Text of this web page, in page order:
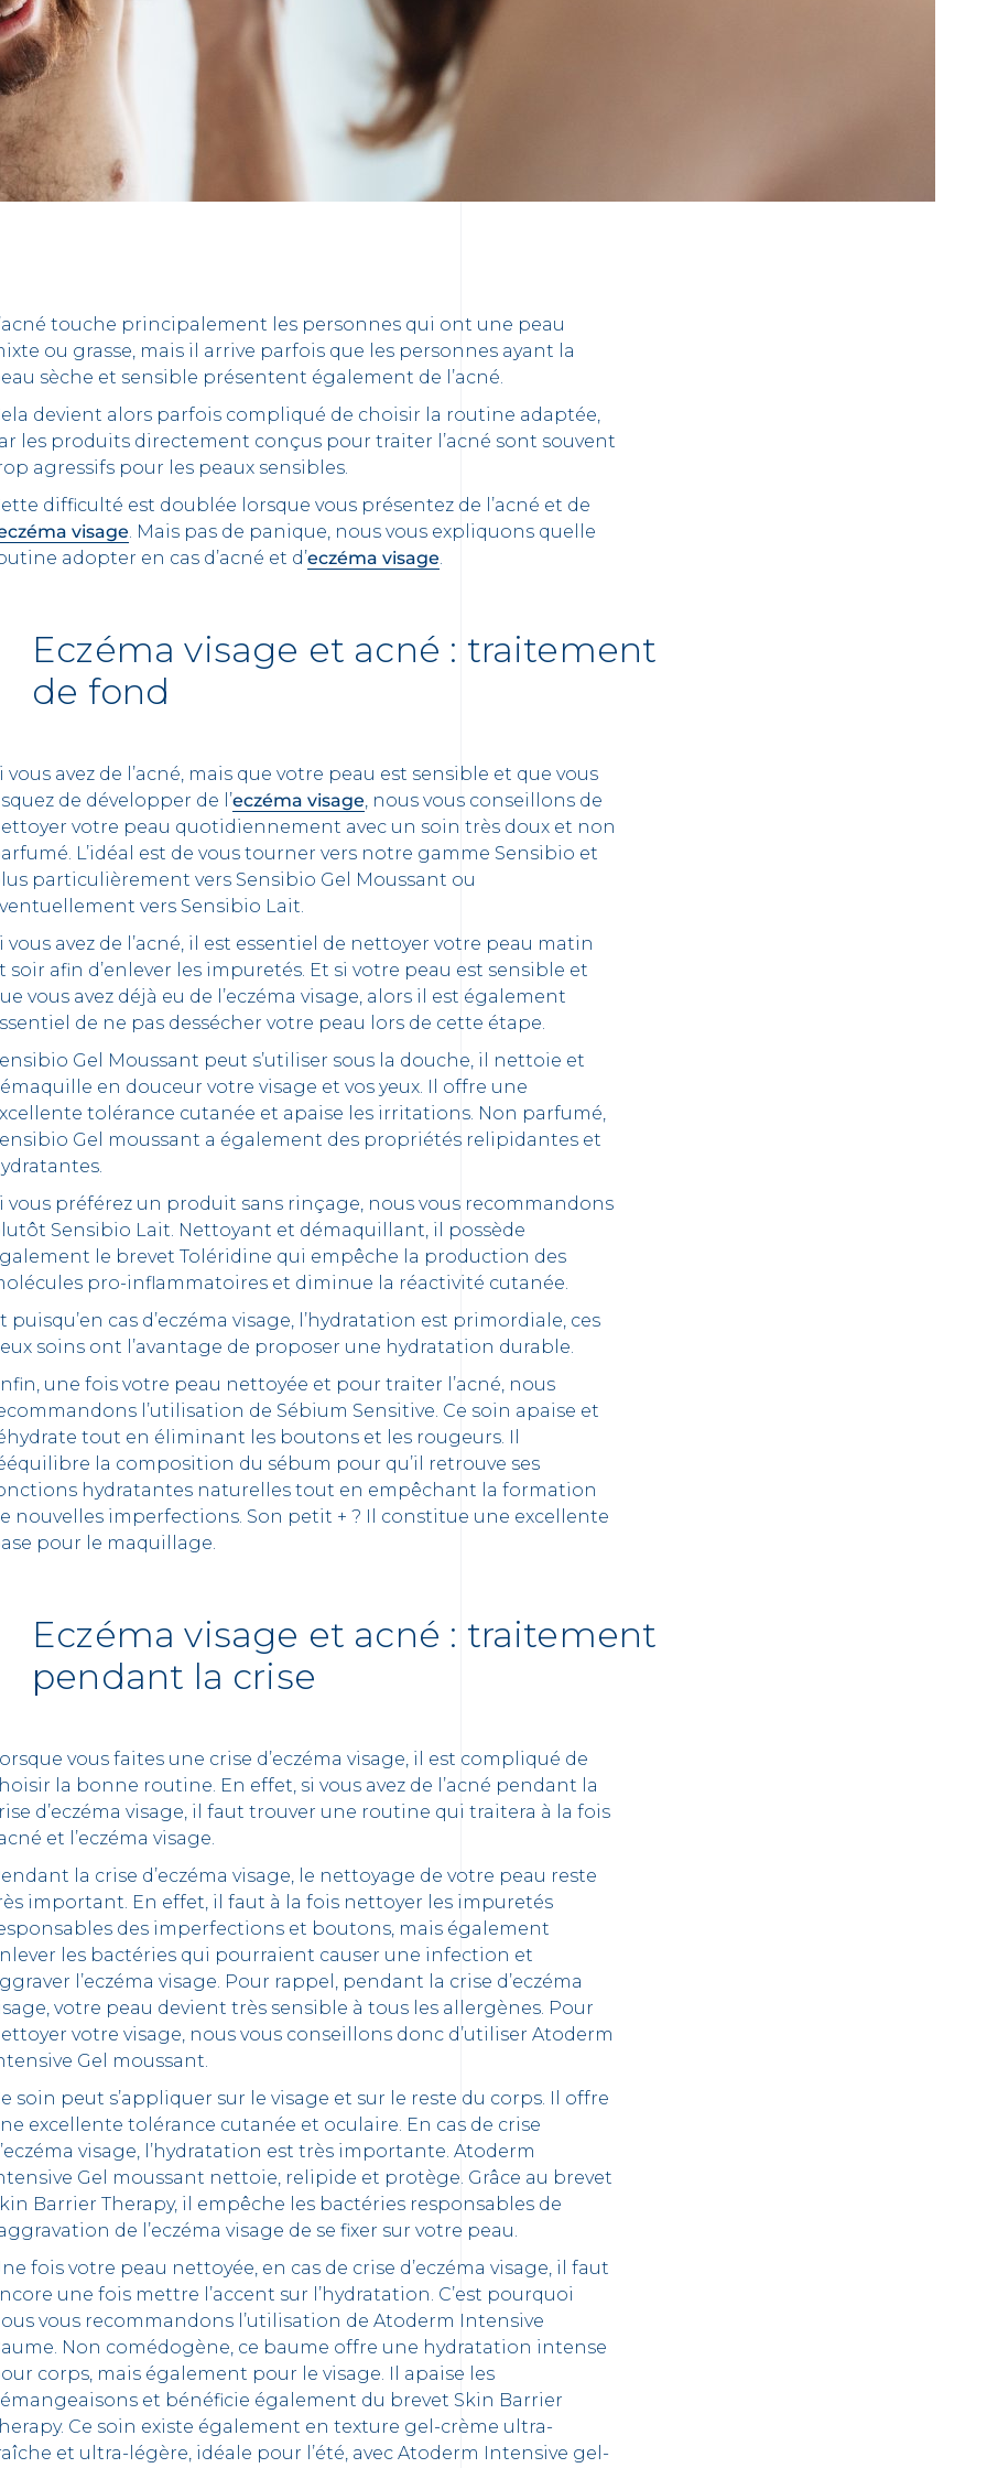
touche principalement les personnes qui ont une peau
ou grasse, mais il arrive parfois que les personnes ayant la
sèche et sensible présentent également de l’acné.
devient alors parfois compliqué de choisir la routine adaptée,
les produits directement conçus pour traiter l’acné sont souvent
agressifs pour les peaux sensibles.
difficulté est doublée lorsque vous présentez de l’acné et de
visage. Mais pas de panique, nous vous expliquons quelle
adopter en cas d’acné et d’eczéma visage.
Eczéma visage et acné : traitement
de fond
vous avez de l’acné, mais que votre peau est sensible et que vous
de développer de l’eczéma visage, nous vous conseillons de
votre peau quotidiennement avec un soin très doux et non
L’idéal est de vous tourner vers notre gamme Sensibio et
particulièrement vers Sensibio Gel Moussant ou
vers Sensibio Lait.
vous avez de l’acné, il est essentiel de nettoyer votre peau matin
soir afin d’enlever les impuretés. Et si votre peau est sensible et
vous avez déjà eu de l’eczéma visage, alors il est également
de ne pas dessécher votre peau lors de cette étape.
Gel Moussant peut s’utiliser sous la douche, il nettoie et
en douceur votre visage et vos yeux. Il offre une
tolérance cutanée et apaise les irritations. Non parfumé,
Gel moussant a également des propriétés relipidantes et
s.
vous préférez un produit sans rinçage, nous vous recommandons
Sensibio Lait. Nettoyant et démaquillant, il possède
le brevet Toléridine qui empêche la production des
pro-inflammatoires et diminue la réactivité cutanée.
puisqu’en cas d’eczéma visage, l’hydratation est primordiale, ces
soins ont l’avantage de proposer une hydratation durable.
une fois votre peau nettoyée et pour traiter l’acné, nous
l’utilisation de Sébium Sensitive. Ce soin apaise et
tout en éliminant les boutons et les rougeurs. Il
la composition du sébum pour qu’il retrouve ses
hydratantes naturelles tout en empêchant la formation
nouvelles imperfections. Son petit + ? Il constitue une excellente
pour le maquillage.
Eczéma visage et acné : traitement
pendant la crise
vous faites une crise d’eczéma visage, il est compliqué de
la bonne routine. En effet, si vous avez de l’acné pendant la
d’eczéma visage, il faut trouver une routine qui traitera à la fois
et l’eczéma visage.
la crise d’eczéma visage, le nettoyage de votre peau reste
important. En effet, il faut à la fois nettoyer les impuretés
des imperfections et boutons, mais également
les bactéries qui pourraient causer une infection et
l’eczéma visage. Pour rappel, pendant la crise d’eczéma
votre peau devient très sensible à tous les allergènes. Pour
votre visage, nous vous conseillons donc d’utiliser Atoderm
Gel moussant.
soin peut s’appliquer sur le visage et sur le reste du corps. Il offre
excellente tolérance cutanée et oculaire. En cas de crise
visage, l’hydratation est très importante. Atoderm
Gel moussant nettoie, relipide et protège. Grâce au brevet
Barrier Therapy, il empêche les bactéries responsables de
de l’eczéma visage de se fixer sur votre peau.
fois votre peau nettoyée, en cas de crise d’eczéma visage, il faut
une fois mettre l’accent sur l’hydratation. C’est pourquoi
vous recommandons l’utilisation de Atoderm Intensive
Non comédogène, ce baume offre une hydratation intense
corps, mais également pour le visage. Il apaise les
et bénéficie également du brevet Skin Barrier
Ce soin existe également en texture gel-crème ultra-
et ultra-légère, idéale pour l’été, avec Atoderm Intensive gel-